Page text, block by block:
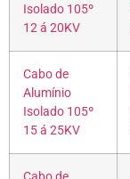
Isolado 105º
12 á 20KV
Cabo de
Alumínio
Isolado 105º
15 á 25KV